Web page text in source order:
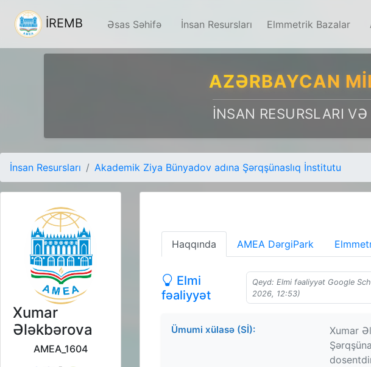
İREMB Əsas Səhifə İnsan Resursları Elmmetrik Bazalar
AZƏRBAYCAN
İNSAN RESURSLARI
İnsan Resursları Akademik Ziya Bünyadov adına Şərqşünaslıq İnstitutu
Xumar
Ələkbərova
AMEA_1604
Haqqında AMEA DərgiPark
Elmi
fəaliyyət
Qeyd: Elmi fəaliyyət Google
2026, 12:53)
Ümumi xülasə (Sİ):
Xumar